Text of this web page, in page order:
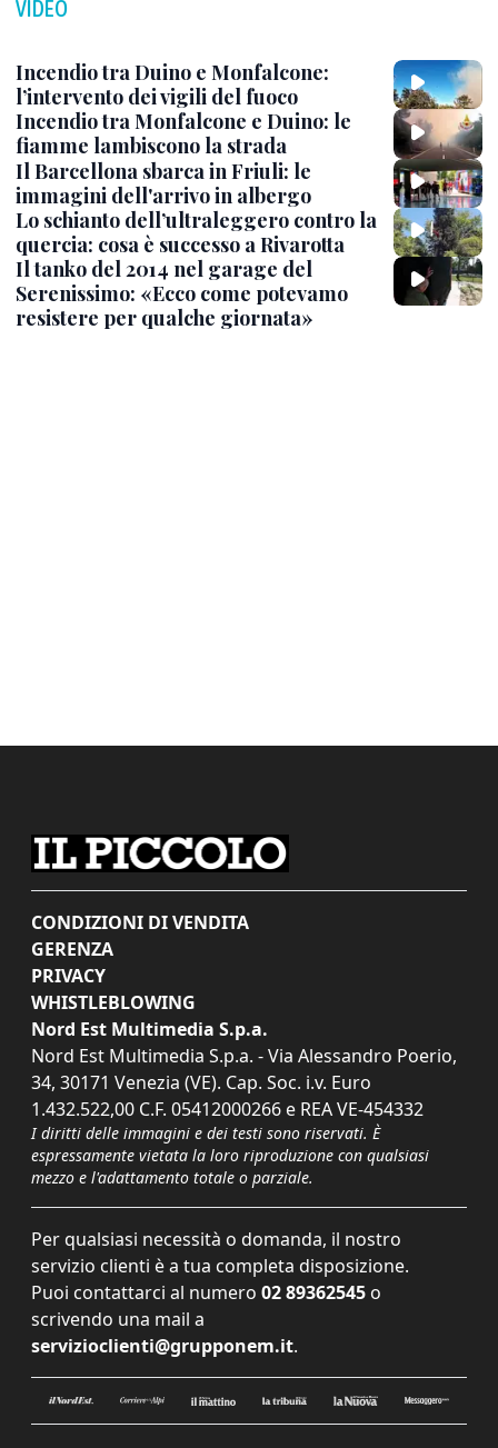
VIDEO
Incendio tra Duino e Monfalcone:
l’intervento dei vigili del fuoco
Incendio tra Monfalcone e Duino: le
fiamme lambiscono la strada
Il Barcellona sbarca in Friuli: le
immagini dell'arrivo in albergo
Lo schianto dell’ultraleggero contro la
quercia: cosa è successo a Rivarotta
Il tanko del 2014 nel garage del
Serenissimo: «Ecco come potevamo
resistere per qualche giornata»
CONDIZIONI DI VENDITA
GERENZA
PRIVACY
WHISTLEBLOWING
Nord Est Multimedia S.p.a.
Nord Est Multimedia S.p.a. - Via Alessandro Poerio,
34, 30171 Venezia (VE). Cap. Soc. i.v. Euro
1.432.522,00 C.F. 05412000266 e REA VE-454332
I diritti delle immagini e dei testi sono riservati. È
espressamente vietata la loro riproduzione con qualsiasi
mezzo e l'adattamento totale o parziale.
Per qualsiasi necessità o domanda, il nostro
servizio clienti è a tua completa disposizione.
Puoi contattarci al numero 02 89362545 o
scrivendo una mail a
servizioclienti@grupponem.it.